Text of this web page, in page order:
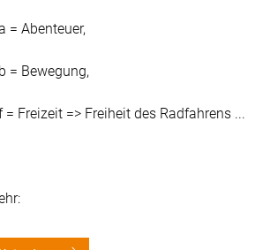
= Abenteuer,
= Bewegung,
= Freizeit => Freiheit des Radfahrens ...